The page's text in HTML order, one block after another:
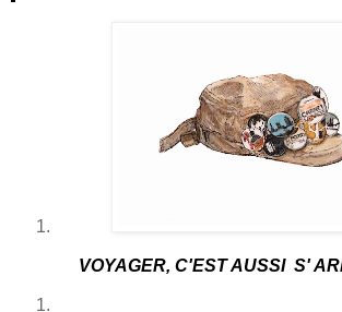
VOYAGER, C'EST AUSSI S'